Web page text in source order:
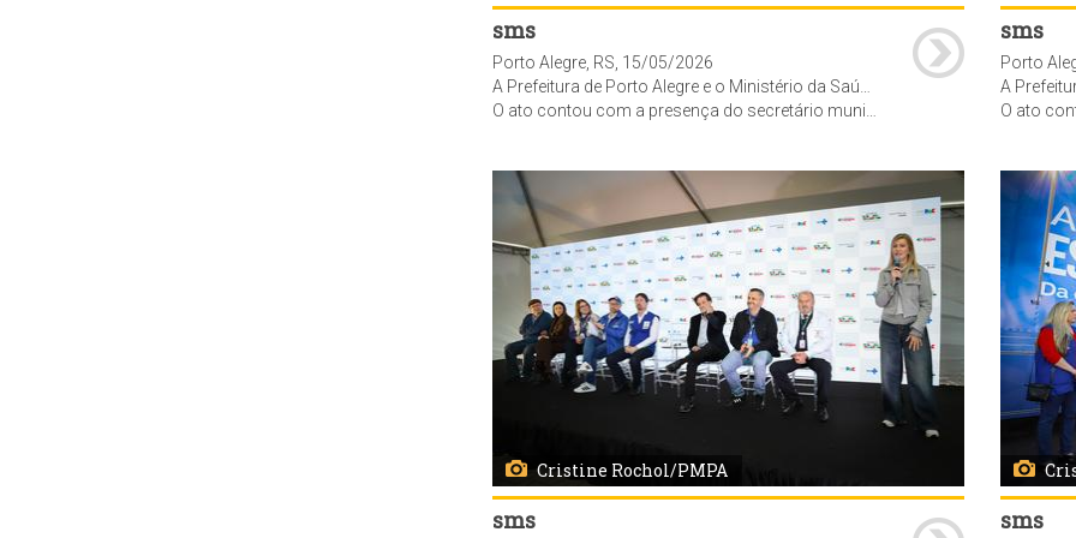
sms
Porto Alegre, RS, 15/05/2026
A Prefeitura de Porto Alegre e o Ministério da Saúde realizaram ato simbólico de emissão das ordens de serviço para a construção da nova Maternidade da Restinga e da Policlínica - Centro de Especialidades da Zona Sul. O evento ocorreu no estacionamento dos fundos do Hospital Restinga e Extremo Sul.
O ato contou com a presença do secretário municipal de Saúde, Fernando Ritter, o secretário de Gestão do Trabalho e da Educação na Saúde do Ministério da Saúde (MS), Felipe Proenço de Oliveira, e a superintendente do MS no RS, Maria Celeste de Souza da Silva, a vice-prefeita de Porto Alegre, Betina Worm, a secretária adjunta da SMS, Jaqueline Rocha, o vereadores, Aldacir Oliboni (representando a CMPA) o sup. da CEF/RS, Tiago Helgueira Nenê, do Sup. Ass. Hospitalar Vila Nova, Dirceu Dal Molin, a dir. HRES, Amanda Dal Molin, repres. do Cons. Est. de Saúde RS, Waldir Bohn Gass, vereadores, funcionários, comunidade e imprensa. Foto: Cristine Rochol/PMPA
sms
Porto
A Prefeitura de Porto Alegre e o Ministério da Saúde
O ato contou com a presença do secretário municipal de Saúde, Fernando Ritter, o secretário de Gestão do Trabalho e da
Cristine Rochol/PMPA
sms sms